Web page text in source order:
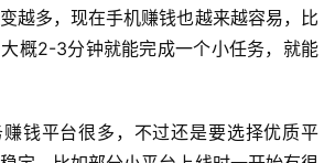
越多，现在手机赚钱也越来越容易，比
概2-3分钟就能完成一个小任务，就能
钱平台很多，不过还是要选择优质平